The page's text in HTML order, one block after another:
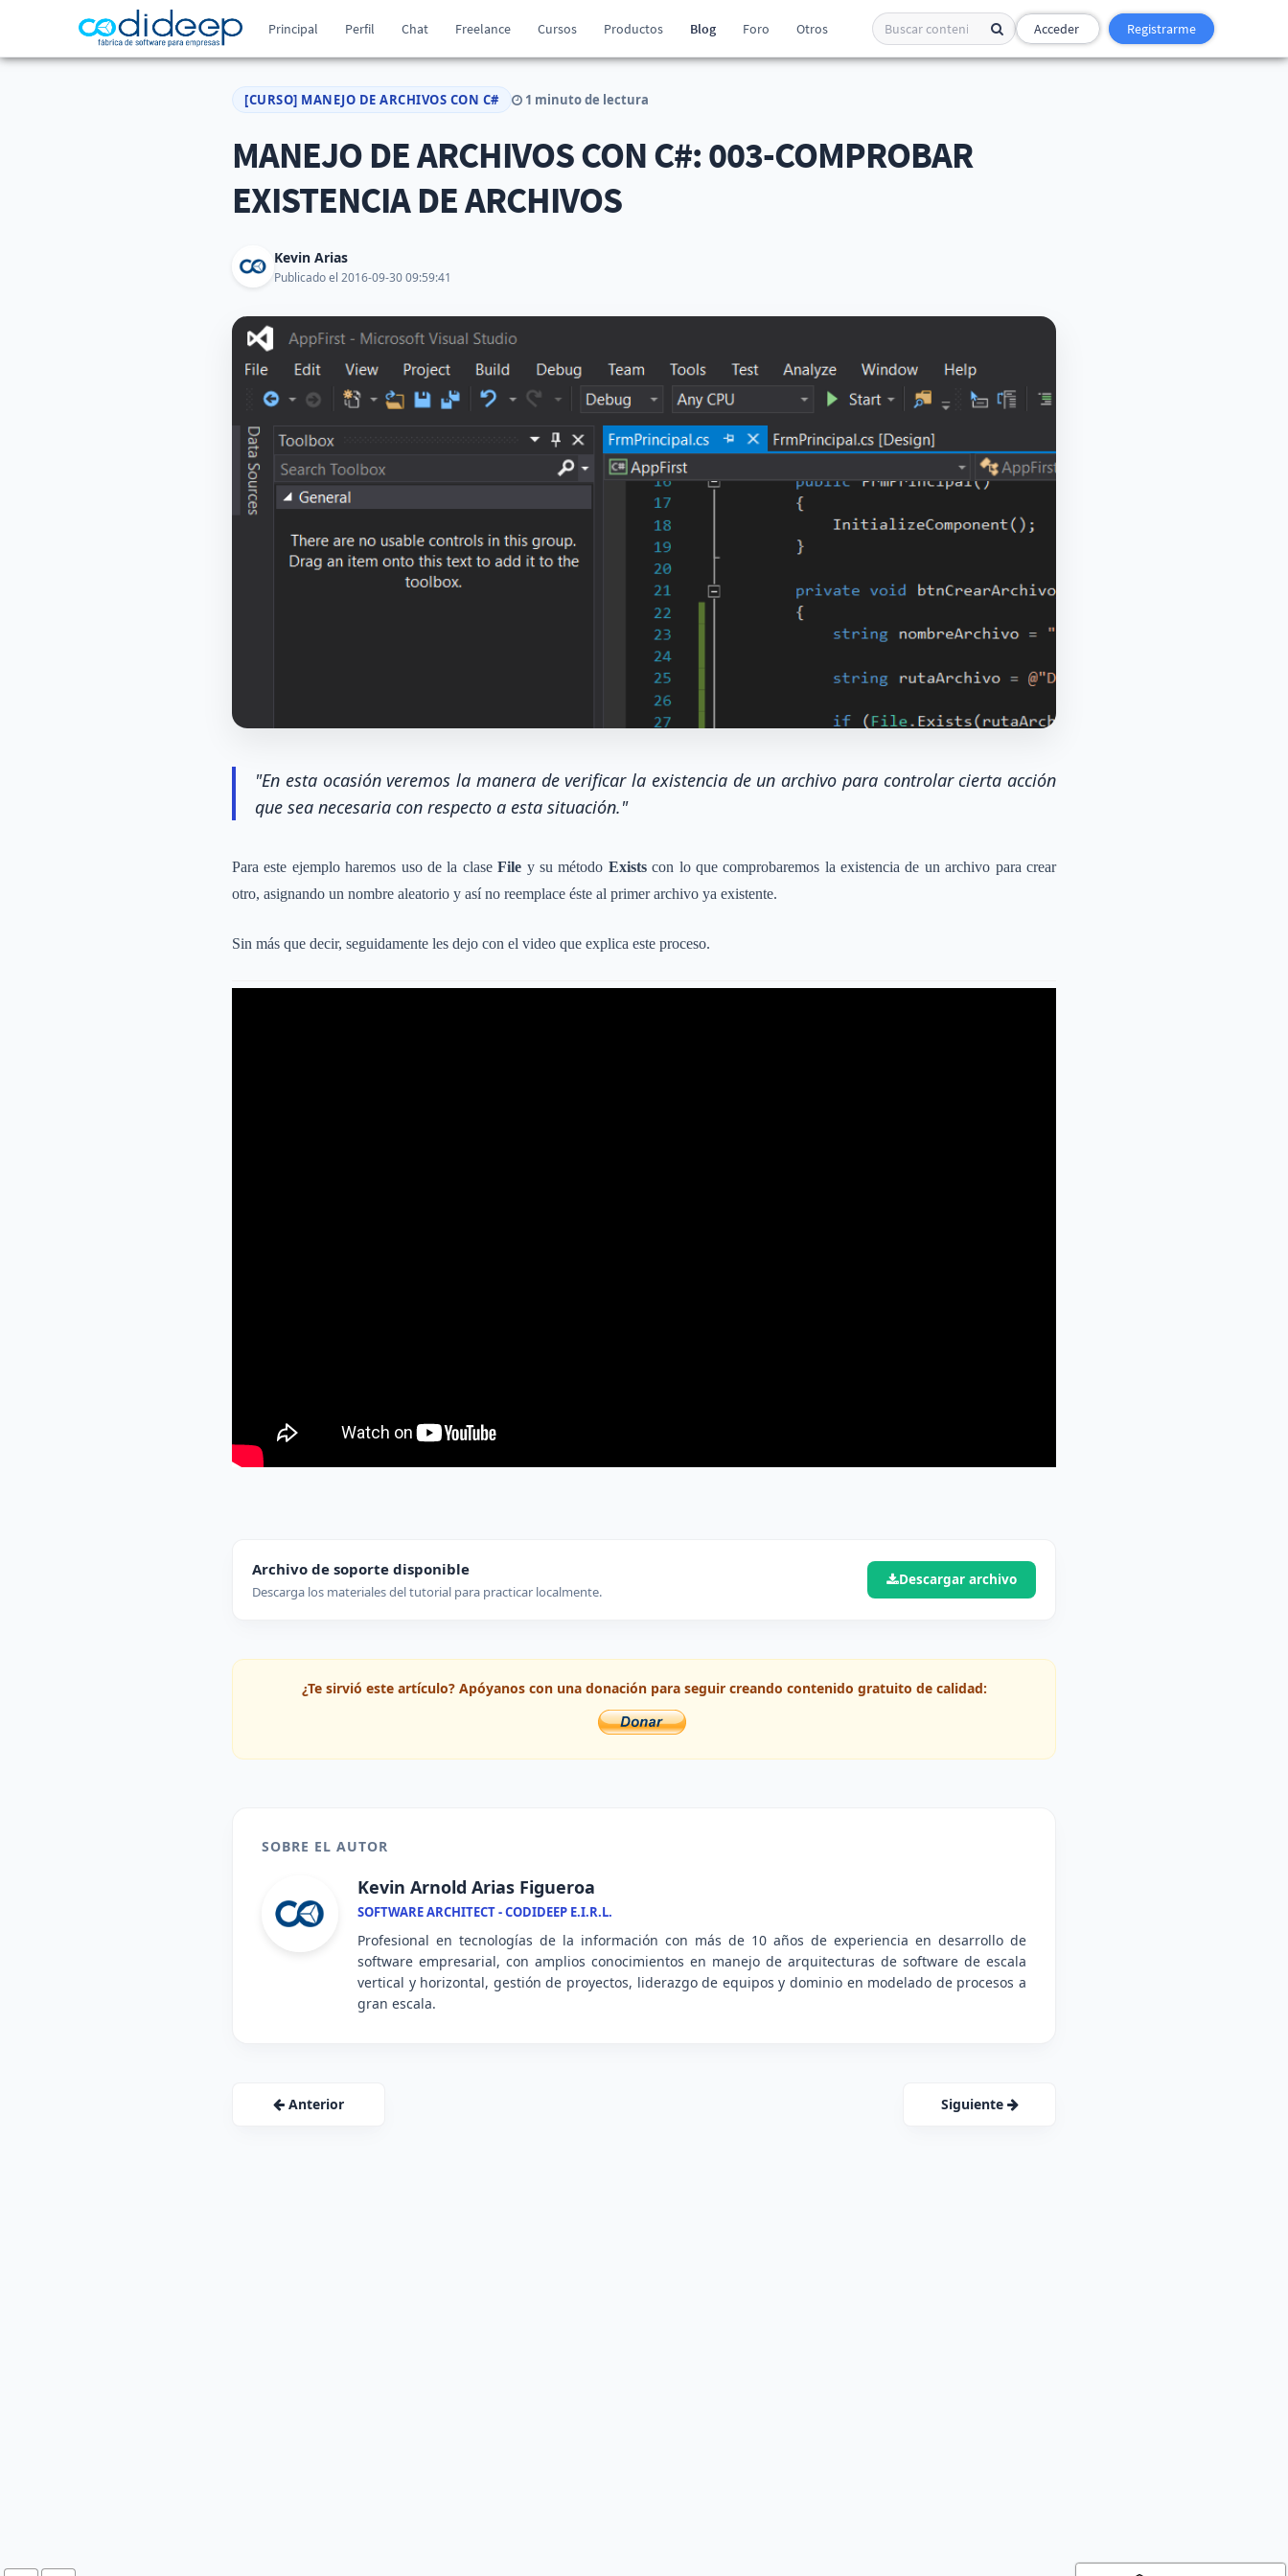
Principal Perfil Chat Freelance Cursos Productos Blog Foro Otros Acceder Registrarme
[CURSO] MANEJO DE ARCHIVOS CON C# 1 minuto de lectura
MANEJO DE ARCHIVOS CON C#: 003-COMPROBAR
EXISTENCIA DE ARCHIVOS
Kevin Arias
Publicado el 2016-09-30 09:59:41
"En esta ocasión veremos la manera de verificar la existencia de un archivo para controlar cierta acción
que sea necesaria con respecto a esta situación."
Para este ejemplo haremos uso de la claseFile y su método Existscon lo que comprobaremos la existencia de un archivo para crear
otro, asignando un nombre aleatorio y así no reemplace éste al primer archivo ya existente.
Sin más que decir, seguidamente les dejo con el video que explica este proceso.
Archivo de soporte disponible
Descarga los materiales del tutorial para practicar localmente.
Descargar archivo
¿Te sirvió este artículo? Apóyanos con una donación para seguir creando contenido gratuito de calidad:
SOBRE EL AUTOR
Kevin Arnold Arias Figueroa
SOFTWARE ARCHITECT - CODIDEEP E.I.R.L.
Profesional en tecnologías de la información con más de 10 años de experiencia en desarrollo de
software empresarial, con amplios conocimientos en manejo de arquitecturas de software de escala
vertical y horizontal, gestión de proyectos, liderazgo de equipos y dominio en modelado de procesos a
gran escala.
Anterior Siguiente